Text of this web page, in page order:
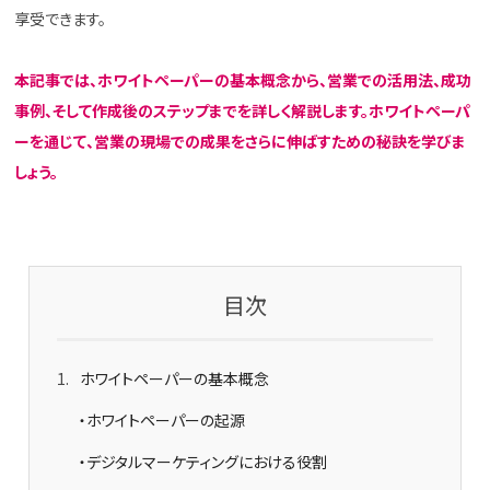
享受できます。
本記事では、ホワイトペーパーの基本概念から、営業での活用法、成功
事例、そして作成後のステップまでを詳しく解説します。ホワイトペーパ
ーを通じて、営業の現場での成果をさらに伸ばすための秘訣を学びま
しょう。
目次
1
ホワイトペーパーの基本概念
・ホワイトペーパーの起源
・デジタルマーケティングにおける役割